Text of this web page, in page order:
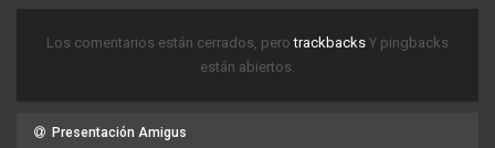
Los comentarios están cerrados, perotrackbacks Y pingbacks
están abiertos.
Presentación Amigus